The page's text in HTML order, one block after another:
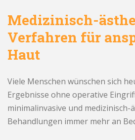
Medizinisch-
Verfahren für
Haut
Viele Menschen wünschen sich
Ergebnisse ohne operative
minimalinvasive und medizinisch-
Behandlungen immer mehr an